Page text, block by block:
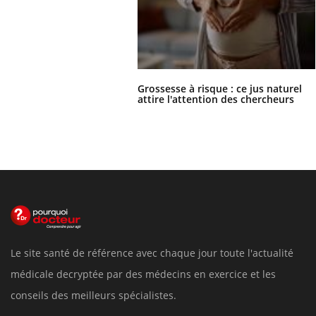
Grossesse à risque : ce jus naturel
attire l'attention des chercheurs
Le site santé de référence avec chaque jour toute l'actualité
médicale decryptée par des médecins en exercice et les
conseils des meilleurs spécialistes.